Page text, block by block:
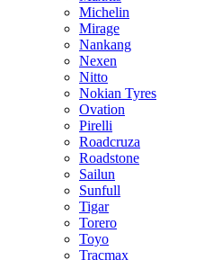
Michelin
Mirage
Nankang
Nexen
Nitto
Nokian Tyres
Ovation
Pirelli
Roadcruza
Roadstone
Sailun
Sunfull
Tigar
Torero
Toyo
Tracmax